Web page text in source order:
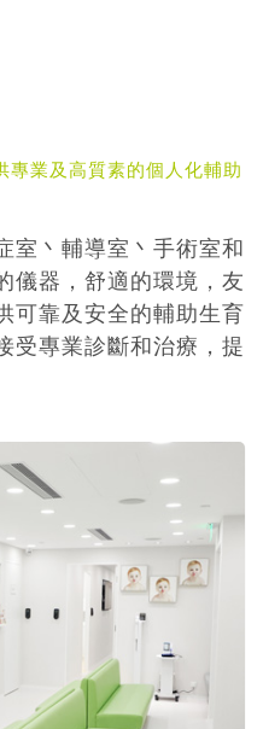
專業及高質素的個人化輔助
室丶輔導室丶手術室和
儀器，舒適的環境，友
可靠及安全的輔助生育
受專業診斷和治療，提